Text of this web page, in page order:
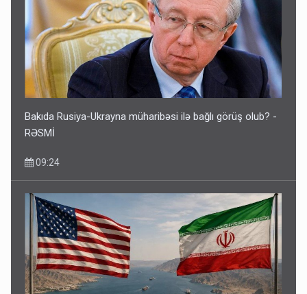
Bakıda Rusiya-Ukrayna müharibəsi ilə bağlı görüş olub? -
RƏSMİ
09:24